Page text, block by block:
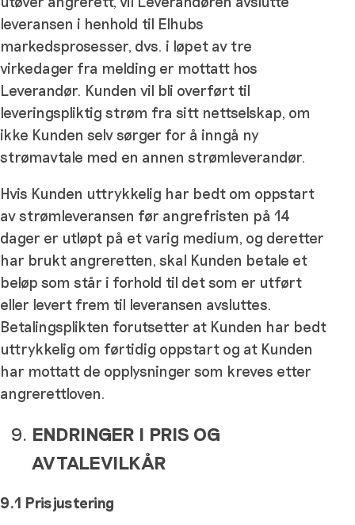
leveransen i henhold til Elhubs
markedsprosesser, dvs. i løpet av tre
virkedager fra melding er mottatt hos
Leverandør. Kunden vil bli overført til
leveringspliktig strøm fra sitt nettselskap, om
ikke Kunden selv sørger for å inngå ny
strømavtale med en annen strømleverandør.
Hvis Kunden uttrykkelig har bedt om oppstart
av strømleveransen før angrefristen på 14
dager er utløpt på et varig medium, og deretter
har brukt angreretten, skal Kunden betale et
beløp som står i forhold til det som er utført
eller levert frem til leveransen avsluttes.
Betalingsplikten forutsetter at Kunden har bedt
uttrykkelig om førtidig oppstart og at Kunden
har mottatt de opplysninger som kreves etter
angrerettloven.
ENDRINGER I PRIS OG
AVTALEVILKÅR
9.1 Prisjustering